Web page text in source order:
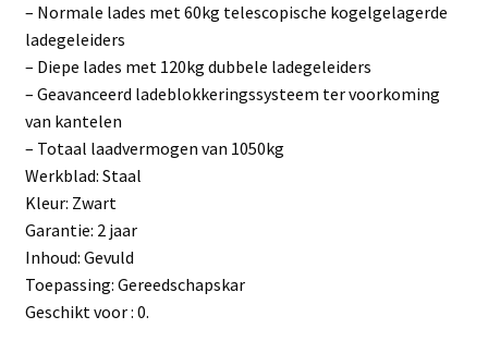
– Normale lades met 60kg telescopische kogelgelagerde
ladegeleiders
– Diepe lades met 120kg dubbele ladegeleiders
– Geavanceerd ladeblokkeringssysteem ter voorkoming
van kantelen
– Totaal laadvermogen van 1050kg
Werkblad: Staal
Kleur: Zwart
Garantie: 2 jaar
Inhoud: Gevuld
Toepassing: Gereedschapskar
Geschikt voor : 0.